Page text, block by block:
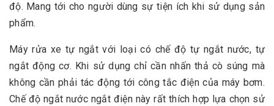
độ. Mang tới cho người dùng sự tiện ích khi sử dụng sản
phẩm.
Máy rửa xe tự ngắt với loại có chế độ tự ngắt nước, tự
ngắt động cơ. Khi sử dụng chỉ cần nhấn thả cò súng mà
không cần phải tác động tới công tắc điện của máy bơm.
Chế độ ngắt nước ngắt điện này rất thích hợp lựa chọn sử